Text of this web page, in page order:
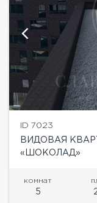
ID 7023
ВИДОВАЯ
«ШОКОЛАД»
комнат
5